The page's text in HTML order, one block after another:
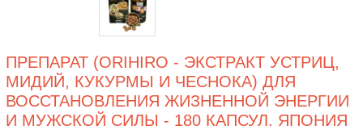
ПРЕПАРАТ (ORIHIRO - ЭКСТРАКТ УСТРИЦ,
МИДИЙ, КУКУРМЫ И ЧЕСНОКА) ДЛЯ
ВОССТАНОВЛЕНИЯ ЖИЗНЕННОЙ ЭНЕРГИИ
И МУЖСКОЙ СИЛЫ - 180 КАПСУЛ. ЯПОНИЯ